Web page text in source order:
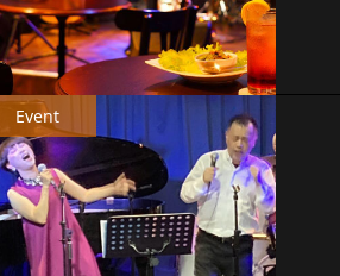
Event